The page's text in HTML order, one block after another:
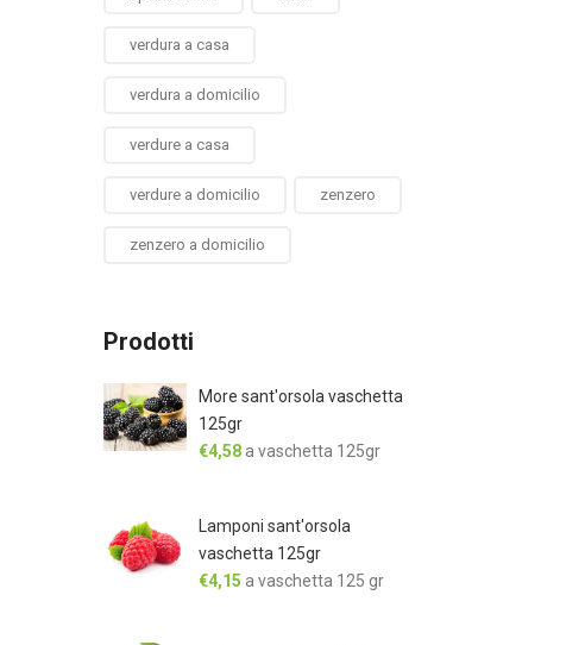
verdura a casa
verdura a domicilio
verdure a casa
verdure a domicilio zenzero
zenzero a domicilio
Prodotti
More sant'orsola vaschetta
125gr
€4,58 a vaschetta 125gr
Lamponi sant'orsola
vaschetta 125gr
€4,15 a vaschetta 125 gr